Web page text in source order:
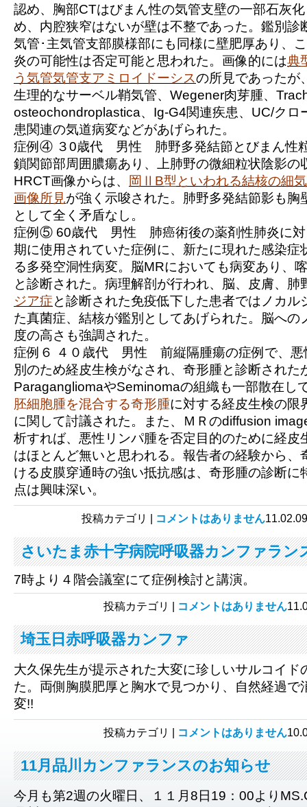
認め、胸部CTはびまん性の気管支壁の一部石灰
め、内腔狭窄はないが壁は不整であった。鑑別診
気管･主気管支部膜様部にも同様に壁肥厚あり、
炎の可能性は否定可能と思われた。画像的には典
う気管気管支アミロイドーシスの所見であったが
生理的なサーベル鞘気管、Wegener肉芽腫、
osteochondroplastica、Ig-G4関連疾患、UC/クロ
患関連の気道病変などがあげられた。
症例④ ３0歳代 男性 肺野多発結節とびまん性
鎖関節部周囲膿瘍あり、上肺野の微細粒状陰影の
HRCT画像からは、
岡ⅡB型といわれる結核の細
画像所見が強く示唆された。肺野多発結節影も胸
として全く矛盾なし。
症例⑤ 60歳代 男性 肺癌術後の薬剤性肺炎に対
期に使用されていた症例に、新たに現れた感染症
る多発空洞性病変。脳MRにおいても病変あり、
と診断された。病理解剖が行われ、脳、皮膚、肺
ジア症と診断された免疫低下した患者ではノカル
た真菌症、結核が鑑別としてあげられた。脳への
度の高さも強調された。
症例６
４０歳代 男性 前縦隔腫瘍の症例で、悪
別のため経皮生検がなされ、奇形腫と診断された
ParagangliomaやSeminomaの組織も一部散在し
胚細胞腫を混合する奇形腫に対する経皮生検の限
に関して討議された。また、ＭＲのdiffusion
析すれば、悪性リンパ腫を否定目的のために経皮
はほとんど無いと思われる。報告者の経験から、
ける皮膜穿通時の強い抵抗感は、奇形腫の診断に
点は興味深い。
投稿カテゴリ | コメントはありません
さいたま赤十字病院呼吸器カンファラン
7時より４階会議室にて症例検討と講演。
投稿カテゴリ | コメントはありません
埼玉日赤呼吸器カンファ
大久保先生が提示された大変に珍しいサルコイド
た。両側胸膜肥厚と胸水で見つかり、自然経過で
変!!
投稿カテゴリ | コメントはありません
11月品川カンファランスのお知らせ
今月も第2週の火曜日、１１月8日19：00より